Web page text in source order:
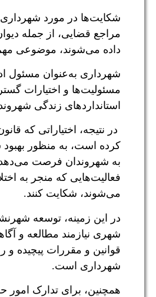
شکایت‌ها در مورد شهرداری‌ها
مراجع قضایی، از جمله دیوان
داده می‌شوند، موضوعی
شهرداری به‌عنوان مسئول
مسئولیت‌ها و اختیارات
استانداردهای زندگی
در نتیجه، اختیاراتی که
کرده است، به منظور بهبود
به شهروندان فرصت می‌دهد
فعالیت‌هایی که منجر به
می‌شوند، شکایت کنند.
در این زمینه، توسعه
شهری نیازمند مطالعه و
قوانین و مقررات پیچیده و
شهرداری است.
همچنین، برای تدارک امور